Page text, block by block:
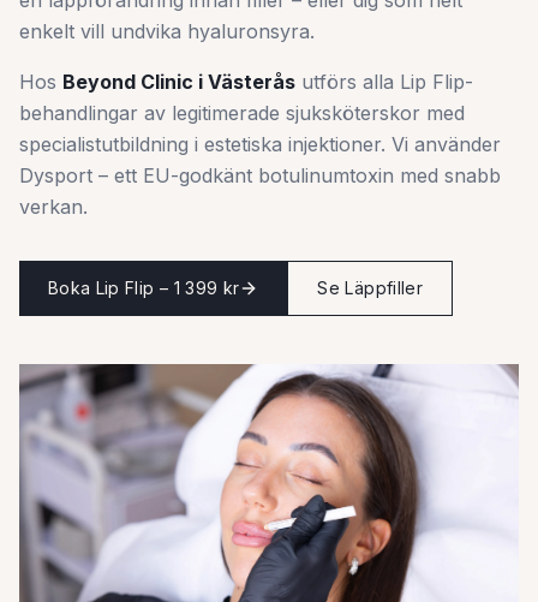
enkelt vill undvika hyaluronsyra.
Hos Beyond Clinic i Västerås utförs alla Lip Flip-
behandlingar av legitimerade sjuksköterskor med
specialistutbildning i estetiska injektioner. Vi använder
Dysport – ett EU-godkänt botulinumtoxin med snabb
verkan.
Boka Lip Flip – 1 399 kr Se Läppfiller